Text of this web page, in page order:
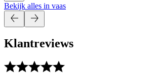
Bekijk alles in vaas
Klantreviews